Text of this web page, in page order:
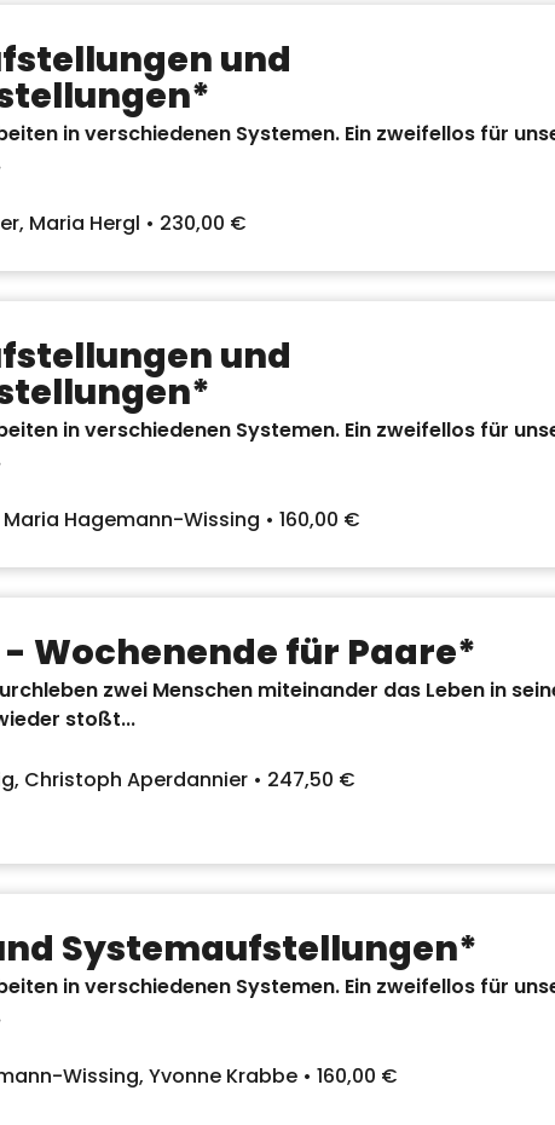
und
in verschiedenen Systemen. Ein zweifellos für
Maria Hergl • 230,00 €
und
in verschiedenen Systemen. Ein zweifellos für
Hagemann-Wissing • 160,00 €
Wochenende für Paare*
zwei Menschen miteinander das Leben in
stoßt...
Christoph Aperdannier • 247,50 €
Systemaufstellungen*
in verschiedenen Systemen. Ein zweifellos für
Wissing, Yvonne Krabbe • 160,00 €